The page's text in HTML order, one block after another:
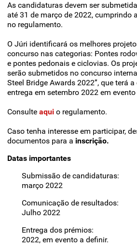
As candidaturas devem ser
até 31 de março de 2022, cumprindo
no regulamento.
O Júri identificará os melhores
concurso nas categorias: Pontes
e pontes pedonais e ciclovias. Os
serão submetidos no concurso
Steel Bridge Awards 2022”, que terá
entrega em setembro 2022 em
Consulte aqui o regulamento.
Caso tenha interesse em participar,
documentos para a inscrição.
Datas importantes
Submissão de
março 2022
Comunicação de
Julho 2022
Entrega dos
2022, em evento a definir.